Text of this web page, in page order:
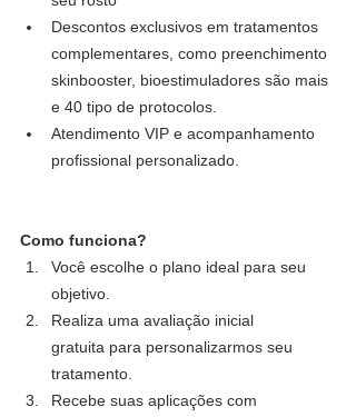
Descontos exclusivos em tratamentos
complementares, como preenchimento
skinbooster, bioestimuladores são mais
e 40 tipo de protocolos.
Atendimento VIP e acompanhamento
profissional personalizado.
Como funciona?
Você escolhe o plano ideal para seu
objetivo.
Realiza uma avaliação inicial
gratuita para personalizarmos seu
tratamento.
Recebe suas aplicações com